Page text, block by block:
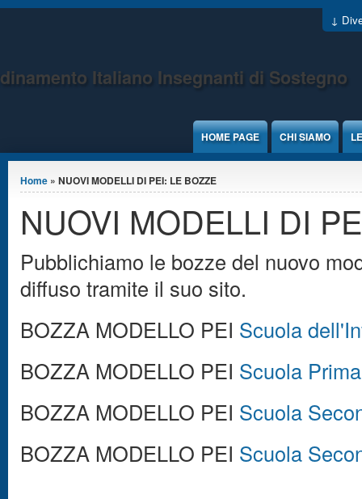
Jump to Content
↓
Italiano Insegnanti di Sostegno
HOME PAGE CHI SIAMO
Tu sei qui
Home » NUOVI MODELLI DI PEI: LE BOZZE
NUOVI MODELLI DI
Pubblichiamo le bozze del nuovo
diffuso tramite il suo sito.
BOZZA MODELLO PEI Scuola
BOZZA MODELLO PEI Scuola
BOZZA MODELLO PEI Scuola
BOZZA MODELLO PEI Scuola